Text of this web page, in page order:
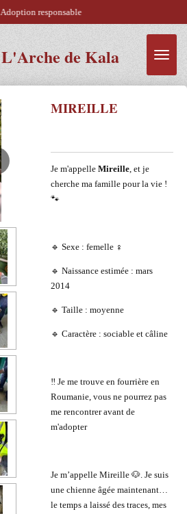
L'Arche de Kala
Adoption responsable
MIREILLE
Je m'appelle Mireille, et je
cherche ma famille pour la vie !
🐾
🔹 Sexe : femelle ♀️
🔹 Naissance estimée : mars
2014
🔹 Taille : moyenne
🔹 Caractère : sociable et câline
‼️ Je me trouve en fourrière en
Roumanie, vous ne pourrez pas
me rencontrer avant de
m'adopter
Je m’appelle Mireille 🐶. Je suis
une chienne âgée maintenant…
le temps a laissé des traces, mes